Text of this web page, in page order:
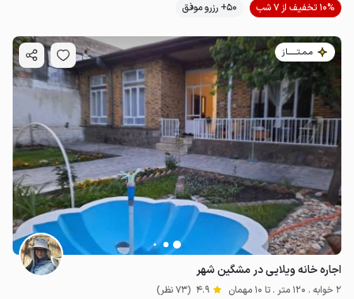
10% تخفیف از 7 شب
50+ رزرو موفق
مـمـتــــــاز
اجاره خانه ویلایی در مشگین شهر
2 خوابه . 120 متر . تا 10 مهمان 4.9 (73 نظر)